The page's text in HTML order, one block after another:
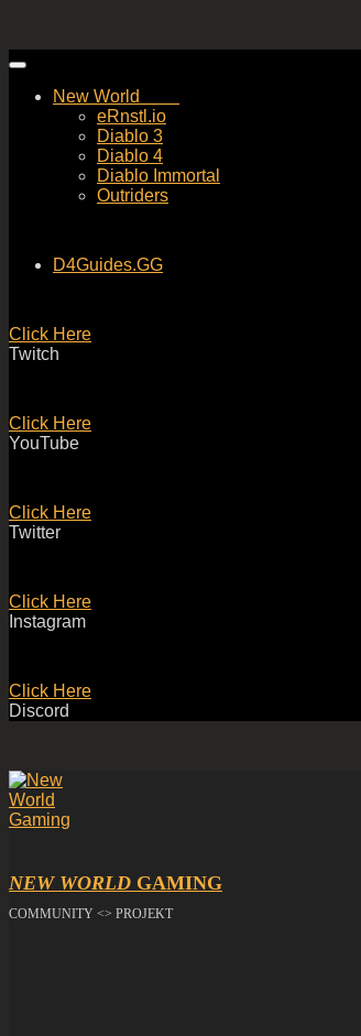
Skip
contentNew World
eRnstl.io
Diablo 3
Diablo 4
Diablo Immortal
Outriders
D4Guides.GG
Click Here
Twitch
Click Here
YouTube
Click Here
Twitter
Click Here
Instagram
Click Here
Discord
NEW WORLD GAMING
COMMUNITY <> PROJEKT